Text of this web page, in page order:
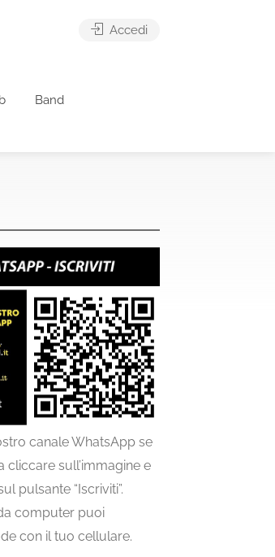
Band
Accedi
canale WhatsApp se
cliccare sull’immagine e
pulsante “Iscriviti”.
computer puoi
con il tuo cellulare.